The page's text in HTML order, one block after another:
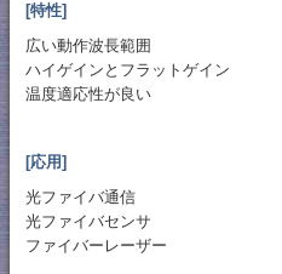
[特性]
広い動作波長範囲
ハイゲインとフラットゲイン
温度適応性が良い
[応用]
光ファイバ通信
光ファイバセンサ
ファイバーレーザー